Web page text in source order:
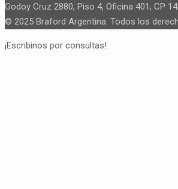
Godoy Cruz 2880, Piso 4, Oficina 401, CP
© 2025 Braford Argentina. Todos los
¡Escribinos por consultas!